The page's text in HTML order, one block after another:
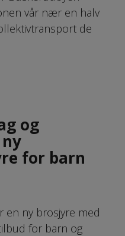
vår nær en halv
de
og
for barn
en ny brosjyre med
for barn og